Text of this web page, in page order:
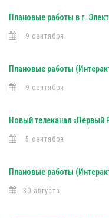
Плановые работы в г.
9 сентября
Плановые работы
9 сентября
Новый телеканал «Первый
5 сентября
Плановые работы
30 августа